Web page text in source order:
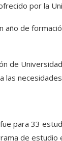
por la
año de
de
las
para 33
de estudio